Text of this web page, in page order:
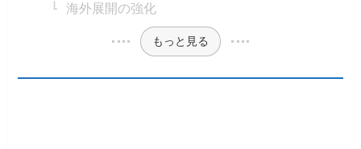
海外展開の強化
もっと見る